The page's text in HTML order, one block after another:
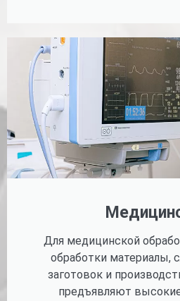
Для медицинской
обработки
заготовок и
предъявляют